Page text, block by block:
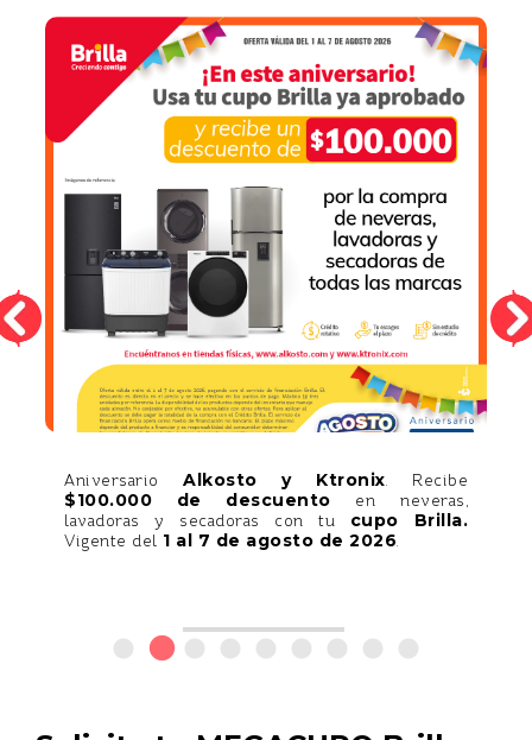
AniversarioAlkosto y Ktronix. Recibe
$100.000 de descuento en neveras,
lavadoras y secadoras con tu cupo Brilla.
Vigente del 1 al 7 de agosto de 2026.